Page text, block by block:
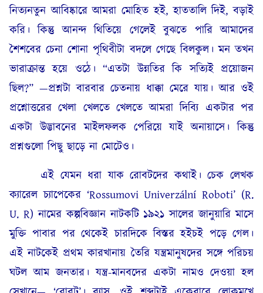
নিত্যনতুন আবিষ্কারে আমরা মোহিত হই, হাততালি দিই, বড়াই
করি। কিন্তু আনন্দ থিতিয়ে গেলেই বুঝতে পারি আমাদের
শৈশবের চেনা শোনা পৃথিবীটা বদলে গেছে বিলকুল। মন তখন
ভারাক্রান্ত হয়ে ওঠে। “এতটা উন্নতির কি সত্যিই প্রয়োজন
ছিল?” —প্রশ্নটা বারবার চেতনায় ধাক্কা মেরে যায়। আর ওই
প্রশ্নোত্তরের খেলা খেলতে খেলতে আমরা দিব্যি একটার পর
একটা উদ্ভাবনের মাইলফলক পেরিয়ে যাই অনায়াসে। কিন্তু
প্রশ্নগুলো পিছু ছাড়ে না মোটেও।
এই যেমন ধরা যাক রোবটদের কথাই। চেক লেখক
ক্যারেল চ্যাপেকের ‘Rossumovi Univerzální Roboti’ (R.
U. R) নামের কল্পবিজ্ঞান নাটকটি ১৯২১ সালের জানুয়ারি মাসে
মুক্তি পাবার পর থেকেই চারদিকে বিস্তর হইচই পড়ে গেল।
এই নাটকেই প্রথম কারখানায় তৈরি যন্ত্রমানুষদের সঙ্গে পরিচয়
ঘটল আম জনতার। যন্ত্র-মানবদের একটা নামও দেওয়া হল